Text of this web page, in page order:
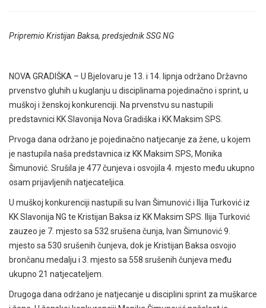
Pripremio Kristijan Baksa, predsjednik SSG NG
NOVA GRADIŠKA – U Bjelovaru je 13. i 14. lipnja održano Državno
prvenstvo gluhih u kuglanju u disciplinama pojedinačno i sprint, u
muškoj i ženskoj konkurenciji. Na prvenstvu su nastupili
predstavnici KK Slavonija Nova Gradiška i KK Maksim SPS.
Prvoga dana održano je pojedinačno natjecanje za žene, u kojem
je nastupila naša predstavnica iz KK Maksim SPS, Monika
Šimunović. Srušila je 477 čunjeva i osvojila 4. mjesto među ukupno
osam prijavljenih natjecateljica.
U muškoj konkurenciji nastupili su Ivan Šimunović i Ilija Turković iz
KK Slavonija NG te Kristijan Baksa iz KK Maksim SPS. Ilija Turković
zauzeo je 7. mjesto sa 532 srušena čunja, Ivan Šimunović 9.
mjesto sa 530 srušenih čunjeva, dok je Kristijan Baksa osvojio
brončanu medalju i 3. mjesto sa 558 srušenih čunjeva među
ukupno 21 natjecateljem.
Drugoga dana održano je natjecanje u disciplini sprint za muškarce